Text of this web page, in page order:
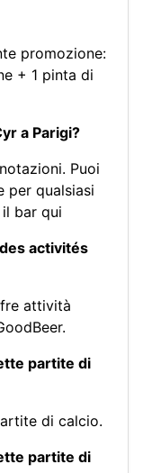
promozione:
+ 1 pinta di
a Parigi?
Puoi
per qualsiasi
bar qui
activités
attività
partite di
di calcio.
partite di